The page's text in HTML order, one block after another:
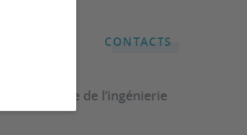
CONTACTS
le domaine de l’ingénierie